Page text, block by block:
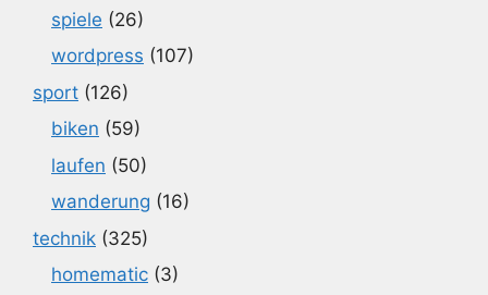
spiele (26)
wordpress (107)
sport (126)
biken (59)
laufen (50)
wanderung (16)
technik (325)
homematic (3)